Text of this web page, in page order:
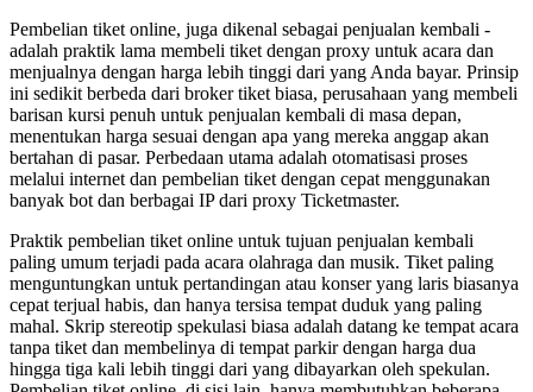
Pembelian tiket online, juga dikenal sebagai penjualan kembali -
adalah praktik lama membeli tiket dengan proxy untuk acara dan
menjualnya dengan harga lebih tinggi dari yang Anda bayar. Prinsip
ini sedikit berbeda dari broker tiket biasa, perusahaan yang membeli
barisan kursi penuh untuk penjualan kembali di masa depan,
menentukan harga sesuai dengan apa yang mereka anggap akan
bertahan di pasar. Perbedaan utama adalah otomatisasi proses
melalui internet dan pembelian tiket dengan cepat menggunakan
banyak bot dan berbagai IP dari proxy Ticketmaster.
Praktik pembelian tiket online untuk tujuan penjualan kembali
paling umum terjadi pada acara olahraga dan musik. Tiket paling
menguntungkan untuk pertandingan atau konser yang laris biasanya
cepat terjual habis, dan hanya tersisa tempat duduk yang paling
mahal. Skrip stereotip spekulasi biasa adalah datang ke tempat acara
tanpa tiket dan membelinya di tempat parkir dengan harga dua
hingga tiga kali lebih tinggi dari yang dibayarkan oleh spekulan.